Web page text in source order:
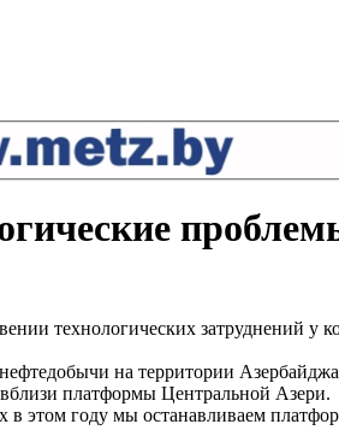
технологических
на территории
платформы Центральной Азери.
в этом году мы останавливаем